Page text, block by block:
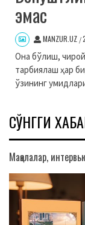
эмас
MANZUR.UZ /
Она бўлиш,
тарбиялаш ҳар
ўзининг
СЎНГГИ
Мақолалар,